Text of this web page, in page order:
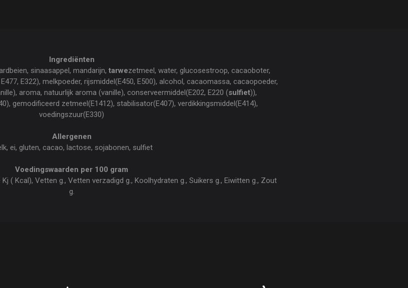
Ingrediënten
sinaasappel, mandarijn, tarwezetmeel, water, glucosestroop, cacaoboter,
E322), melkpoeder, rijsmiddel(E450, E500), alcohol, cacaomassa, cacaopoeder,
aroma, natuurlijk aroma (vanille), conserveermiddel(E202, E220 (sulfiet)),
gemodificeerd zetmeel(E1412), stabilisator(E407), verdikkingsmiddel(E414),
voedingszuur(E330)
Allergenen
ei, gluten, cacao, lactose, sojabonen, sulfiet
Voedingswaarden per 100 gram
( Kcal), Vetten g., Vetten verzadigd g., Koolhydraten g., Suikers g., Eiwitten g., Zout
g.